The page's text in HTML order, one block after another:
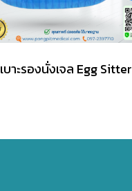
เบาะรองนั่งเจล Egg Sitter